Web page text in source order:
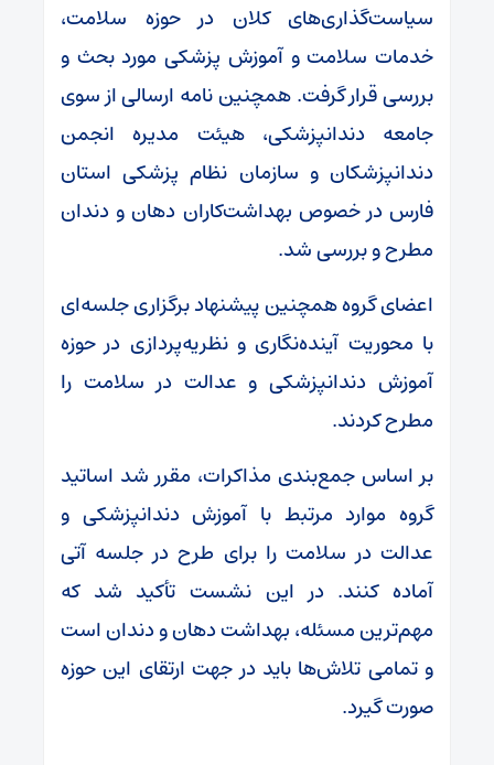
سیاست‌گذاری‌های کلان در حوزه سلامت،
خدمات سلامت و آموزش پزشکی مورد بحث و
بررسی قرار گرفت. همچنین نامه ارسالی از سوی
جامعه دندانپزشکی، هیئت‌ ‌مدیره انجمن
دندانپزشکان و سازمان نظام پزشکی استان
فارس در خصوص بهداشت‌کاران دهان و دندان
مطرح و بررسی شد.
اعضای گروه همچنین پیشنهاد برگزاری جلسه‌ای
با محوریت آینده‌نگاری و نظریه‌پردازی در حوزه
آموزش دندانپزشکی و عدالت در سلامت را
مطرح کردند.
بر اساس جمع‌بندی مذاکرات، مقرر شد اساتید
گروه موارد مرتبط با آموزش دندانپزشکی و
عدالت در سلامت را برای طرح در جلسه آتی
آماده کنند. در این نشست تأکید شد که
مهم‌ترین مسئله، بهداشت دهان و دندان است
و تمامی تلاش‌ها باید در جهت ارتقای این حوزه
صورت گیرد.